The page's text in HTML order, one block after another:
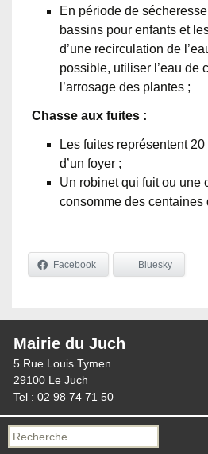
En période de
bassins pour enfants et
d’une recirculation de
possible, utiliser l’eau de
l’arrosage des plantes ;
Chasse aux fuites :
Les fuites représentent
d’un foyer ;
Un robinet qui fuit ou une
consomme des centaines
Facebook Bluesky
Mairie du Juch
5 Rue Louis Tymen
29100 Le Juch
Tel : 02 98 74 71 50
Recherche
pour :